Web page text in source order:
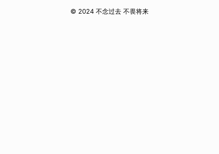
© 2024 不念过去 不畏将来